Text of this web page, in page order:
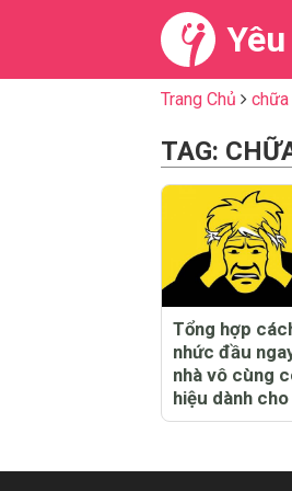
Trang Chủ
TAG:
Tổng hợp
nhức đầu
nhà vô cùng
hiệu dành